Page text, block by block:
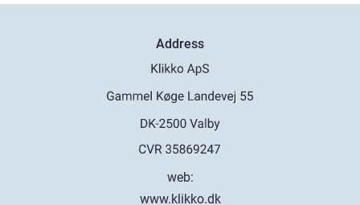
Address
web:
www.klikko.dk